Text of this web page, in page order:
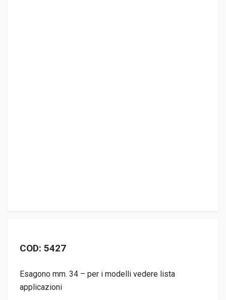
COD: 5427
Esagono mm. 34 – per i modelli vedere lista
applicazioni